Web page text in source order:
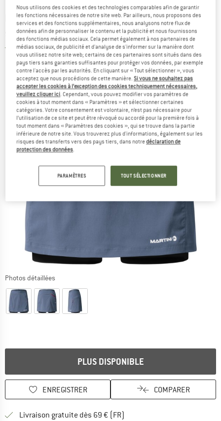
MARTINI -Women's Alpmate Skirt - Jupe-
short
5,0(1)
Photos détaillées
PLUS DISPONIBLE
ENREGISTRER COMPARER
Livraison gratuite dès 69 € (FR)
Nous utilisons des cookies et des technologies comparables afin de garantir
les fonctions nécessaires de notre site web. Par ailleurs, nous proposons des
services et des fonctions supplémentaires, nous analysons notre flux de
données afin de personnaliser le contenu et la publicité et nous fournissons
des fonctions médias sociaux. Cela permet également à nos partenaires de
médias sociaux, de publicité et d'analyse de s'informer sur la manière dont
vous utilisez notre site web; certains de ces partenaires sont situés dans des
pays tiers sans garanties suffisantes pour protéger vos données, par exemple
contre l'accès par les autorités. En cliquant sur « Tout sélectionner », vous
acceptez que nous procédions de cette manière.Si vous ne souhaitez pas
accepter les cookies à l’exception des cookies techniquement nécessaires,
veuillez cliquer ici. Cependant, vous pouvez modifier vos paramètres de
cookies à tout moment dans « Paramètres » et sélectionner certaines
catégories. Votre consentement est volontaire, n’est pas nécessaire pour
l’utilisation de ce site et peut être révoqué ou accordé pour la première fois à
tout moment dans « Paramètres des cookies », qui se trouve dans la partie
inférieure de notre site. Vous trouverez plus d'informations, également sur les
risques des transferts vers des pays tiers, dans notredéclaration de
protection des données.
PARAMÈTRES TOUT SÉLECTIONNER